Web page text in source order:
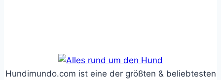
Hundimundo.com ist eine der größten & beliebtesten